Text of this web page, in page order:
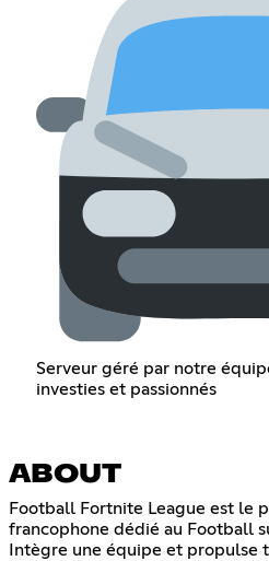
Serveur géré par notre
investies et passionnés
ABOUT
Football Fortnite League est le
francophone dédié au Football
Intègre une équipe et propulse